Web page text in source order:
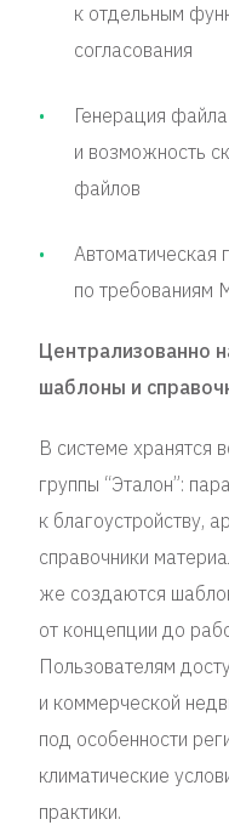
к отдельным
согласования
Генерация
и возможность
файлов
Автоматическая
по требованиям
Централизованно
шаблоны и
В системе хранятся
группы “Эталон”:
к благоустройству,
справочники
же создаются
от концепции до
Пользователям
и коммерческой
под особенности
климатические
практики.